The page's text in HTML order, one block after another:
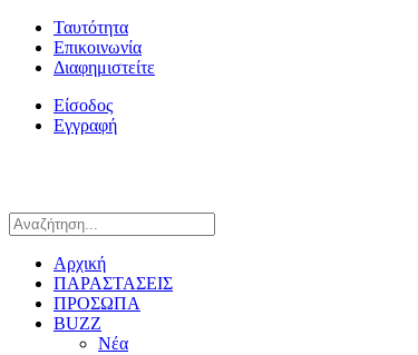
Ταυτότητα
Επικοινωνία
Διαφημιστείτε
Είσοδος
Εγγραφή
Αρχική
ΠΑΡΑΣΤΑΣΕΙΣ
ΠΡΟΣΩΠΑ
BUZZ
Νέα